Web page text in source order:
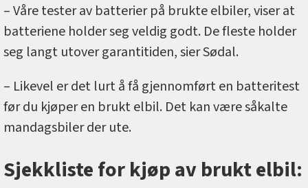
– Våre tester av batterier på brukte elbiler, viser at
batteriene holder seg veldig godt. De fleste holder
seg langt utover garantitiden, sier Sødal.
– Likevel er det lurt å få gjennomført en batteritest
før du kjøper en brukt elbil. Det kan være såkalte
mandagsbiler der ute.
Sjekkliste for kjøp av brukt elbil: